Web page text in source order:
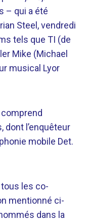
– qui a été
Steel, vendredi
tels que TI (de
Mike (Michael
musical Lyor
dont l’enquêteur
mobile Det.
tous les co-
mentionné ci-
dans la